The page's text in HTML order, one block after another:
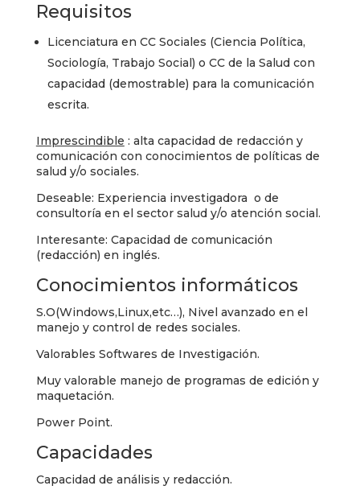
Requisitos
Licenciatura en CC Sociales (Ciencia Política,
Sociología, Trabajo Social) o CC de la Salud con
capacidad (demostrable) para la comunicación
escrita.
Imprescindible : alta capacidad de redacción y
comunicación con conocimientos de políticas de
salud y/o sociales.
Deseable: Experiencia investigadora o de
consultoría en el sector salud y/o atención social.
Interesante: Capacidad de comunicación
(redacción) en inglés.
Conocimientos informáticos
S.O(Windows,Linux,etc…), Nivel avanzado en el
manejo y control de redes sociales.
Valorables Softwares de Investigación.
Muy valorable manejo de programas de edición y
maquetación.
Power Point.
Capacidades
Capacidad de análisis y redacción.